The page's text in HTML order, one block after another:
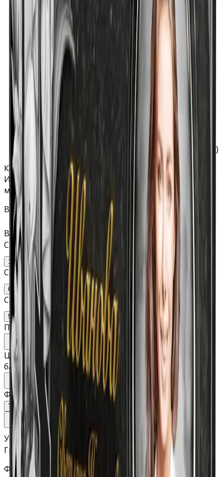
Качество гранита: высшее
Гарантия на материал: 40 лет.
Гарантия на установку 3 года.
Полировка: бесплатно (все стороны)
Хранение на складе: бесплатно
Специальное защитное покрытие гравировки:
бесплатно
В стоимость гравировки на станке ФИО и дат
включено любое количество символов
В стоимость гравировки портрета входит
обработка, ретушь и подготовка фотографии.
Гравировка дополнительных изображений на
станке включает в себя любое количество
изображений (фон, эпитафия, свеча, цветы и т.п.)
Калькулятор стоимости
Изменяйте параметры — цена обновляется
мгновенно
Все размеры указаны в сантиметрах.
Вид гранита (мрамора)
Стела: длина
100 120
Стела: ширина
60 70
Стела: толщина
5
Подставка (высота, ширина, толщина) Изменить
Цветник (длина, ширина, высота балки, ширина
балки)
Изменить
Фаска
?
Установка/доставка
Гравировка
ФИО и даты (гравировка станок)